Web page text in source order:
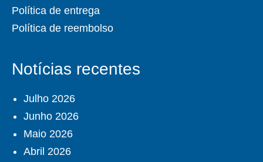
Política de entrega
Política de reembolso
Notícias recentes
Julho 2026
Junho 2026
Maio 2026
Abril 2026